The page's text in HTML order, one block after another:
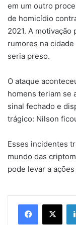
em um outro
de homicídio
2021. A motivação
rumores na
seria preso.
O ataque
homens teriam se
sinal fechado e
trágico: Nilson
Esses incidentes
mundo das
pode levar a
Facebook
X